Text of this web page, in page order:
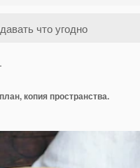
копия пространства.